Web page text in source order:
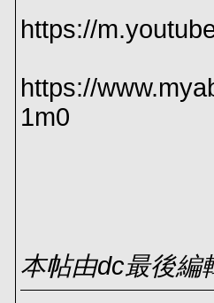
https://
https://
1m0
本帖由dc最後編